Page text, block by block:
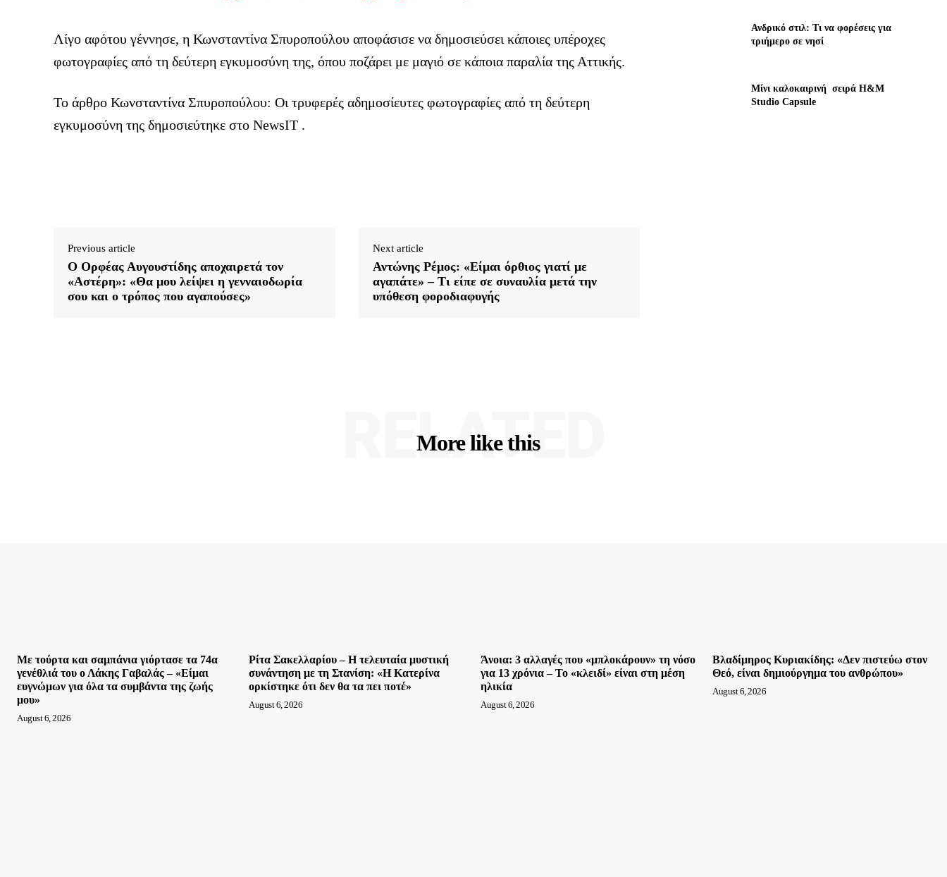
Λίγο αφότου γέννησε, η Κωνσταντίνα Σπυροπούλου αποφάσισε να δημοσιεύσει κάποιες υπέροχες
φωτογραφίες από τη δεύτερη εγκυμοσύνη της, όπου ποζάρει με μαγιό σε κάποια παραλία της Αττικής.
To άρθρο Κωνσταντίνα Σπυροπούλου: Οι τρυφερές αδημοσίευτες φωτογραφίες από τη δεύτερη
εγκυμοσύνη της δημοσιεύτηκε στο NewsIT .
Previous article
Ο Ορφέας Αυγουστίδης αποχαιρετά τον
«Αστέρη»: «Θα μου λείψει η γενναιοδωρία
σου και ο τρόπος που αγαπούσες»
Next article
Αντώνης Ρέμος: «Είμαι όρθιος γιατί με
αγαπάτε» – Τι είπε σε συναυλία μετά την
υπόθεση φοροδιαφυγής
Ανδρικό στιλ: Τι να φορέσεις για
τριήμερο σε νησί
Μίνι καλοκαιρινή σειρά H&M
Studio Capsule
More like this
RELATED
Με τούρτα και σαμπάνια γιόρτασε τα 74α
γενέθλιά του ο Λάκης Γαβαλάς – «Είμαι
ευγνώμων για όλα τα συμβάντα της ζωής
μου»
August 6, 2026
Ρίτα Σακελλαρίου – Η τελευταία μυστική
συνάντηση με τη Στανίση: «Η Κατερίνα
ορκίστηκε ότι δεν θα τα πει ποτέ»
August 6, 2026
Άνοια: 3 αλλαγές που «μπλοκάρουν» τη νόσο
για 13 χρόνια – Το «κλειδί» είναι στη μέση
ηλικία
August 6, 2026
Βλαδίμηρος Κυριακίδης: «Δεν πιστεύω στον
Θεό, είναι δημιούργημα του ανθρώπου»
August 6, 2026